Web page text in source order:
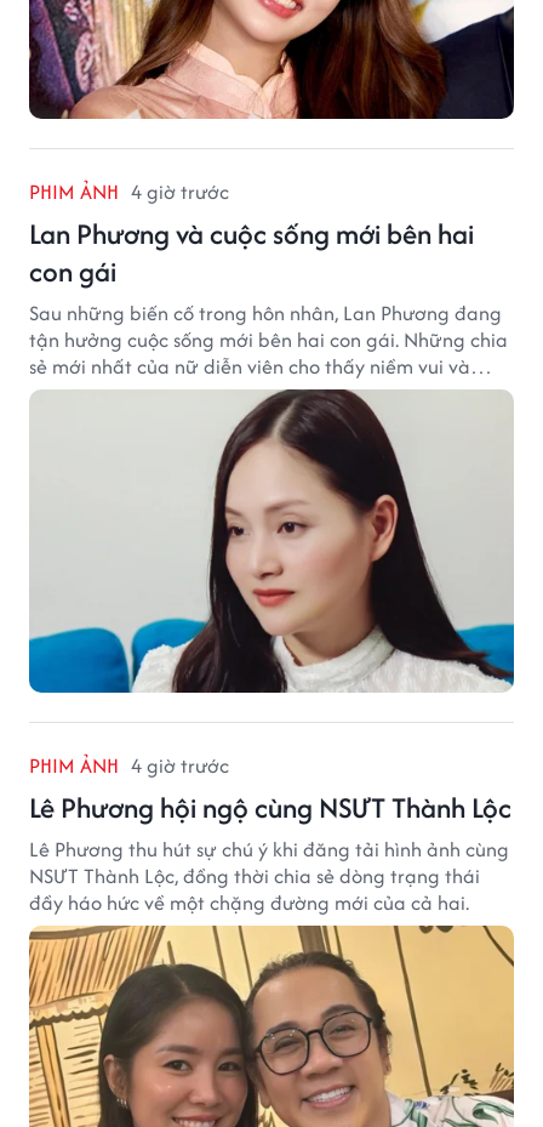
PHIM ẢNH 4 giờ trước
Lan Phương và cuộc sống mới bên hai
con gái
Sau những biến cố trong hôn nhân, Lan Phương đang
tận hưởng cuộc sống mới bên hai con gái. Những chia
sẻ mới nhất của nữ diễn viên cho thấy niềm vui và
hạnh phúc hiện tại đến từ những điều bình dị mỗi
PHIM ẢNH 4 giờ trước
Lê Phương hội ngộ cùng NSƯT Thành Lộc
Lê Phương thu hút sự chú ý khi đăng tải hình ảnh cùng
NSƯT Thành Lộc, đồng thời chia sẻ dòng trạng thái
đầy háo hức về một chặng đường mới của cả hai.